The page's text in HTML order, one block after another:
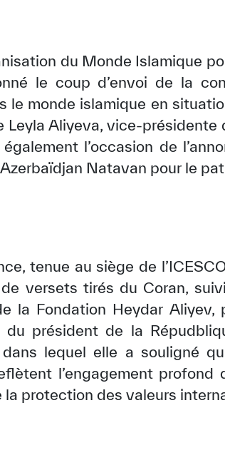
du Monde Islamique
le coup d’envoi de la
le monde islamique en
Leyla Aliyeva, vice-présidente
l’occasion de
Natavan pour le
tenue au siège de
versets tirés du Coran,
la Fondation Heydar Aliyev,
président de la
lequel elle a souligné
l’engagement profond
protection des valeurs